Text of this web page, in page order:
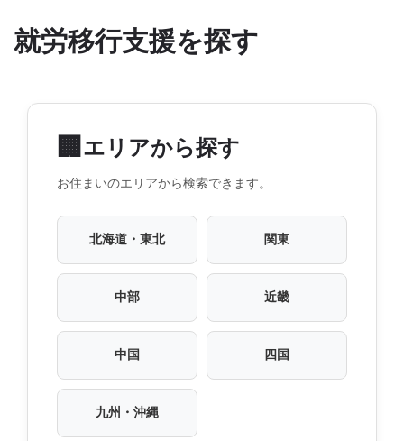
就労移行支援を探す
🏢 エリアから探す
お住まいのエリアから検索できます。
北海道・東北 関東
中部 近畿
中国 四国
九州・沖縄